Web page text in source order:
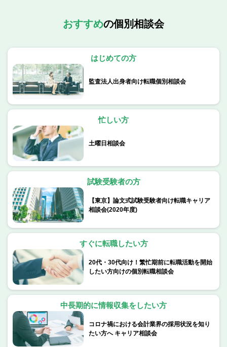
おすすめの個別相談会
はじめての方
監査法人出身者向け転職個別相談会
忙しい方
土曜日相談会
試験受験者の方
【東京】論文式試験受験者向け転職キャリア
相談会(2020年度)
すぐに転職したい方
20代・30代向け！繁忙期前に転職活動を開始
したい方向けの個別転職相談会
中長期的に情報収集をしたい方
コロナ禍における会計業界の採用状況を知り
たい方へ キャリア相談会